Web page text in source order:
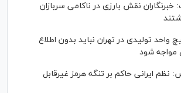
خبرنگاران نقش بارزی در ناکامی سربازان
واحد تولیدی در تهران نباید بدون اطلاع
مواجه شود
ایرانی حاکم بر تنگه هرمز غیرقابل